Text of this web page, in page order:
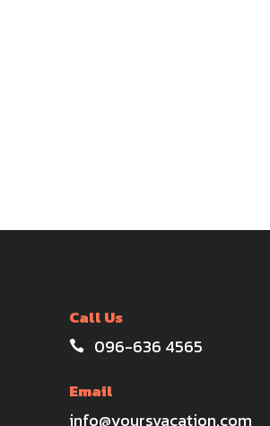
Call Us
096-636 4565
Email
info@yoursvacation.com